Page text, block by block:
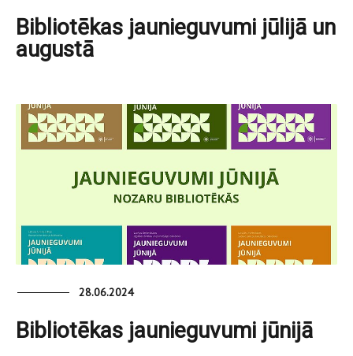
Bibliotēkas jaunieguvumi jūlijā un
augustā
28.06.2024
Bibliotēkas jaunieguvumi jūnijā